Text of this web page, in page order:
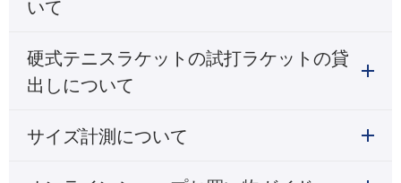
いて
硬式テニスラケットの試打ラケットの貸
出しについて
サイズ計測について